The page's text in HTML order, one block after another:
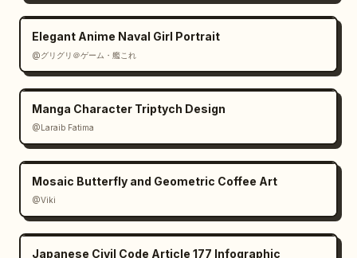
Elegant Anime Naval Girl Portrait
@グリグリ＠ゲーム・艦これ
Manga Character Triptych Design
@Laraib Fatima‎
Mosaic Butterfly and Geometric Coffee Art
@Viki
Japanese Civil Code Article 177 Infographic